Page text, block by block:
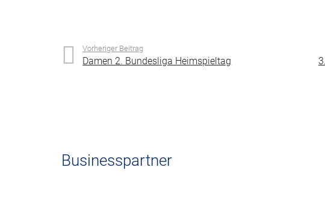
Vorheriger Beitrag
Damen 2. Bundesliga Heimspieltag
Businesspartner